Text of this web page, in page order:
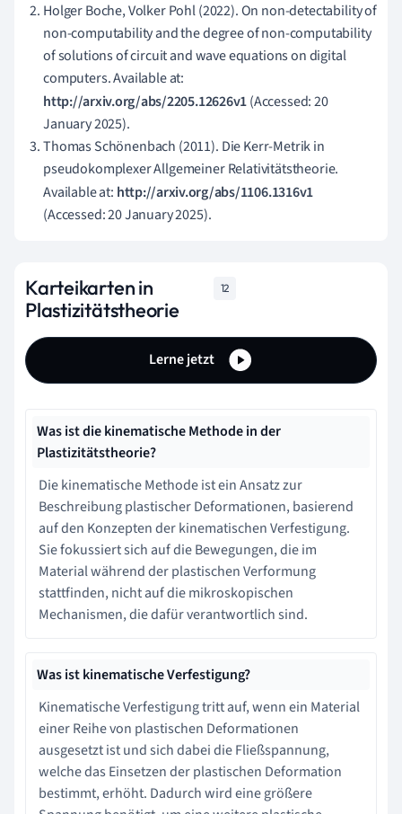
Holger Boche, Volker Pohl (2022). On non-detectability of
non-computability and the degree of non-computability
of solutions of circuit and wave equations on digital
computers. Available at:
http://arxiv.org/abs/2205.12626v1(Accessed: 20
January 2025).
Thomas Schönenbach (2011). Die Kerr-Metrik in
pseudokomplexer Allgemeiner Relativitätstheorie.
Available at: http://arxiv.org/abs/1106.1316v1
(Accessed: 20 January 2025).
Karteikarten in
Plastizitätstheorie
12
Lerne jetzt
Was ist die kinematische Methode in der
Plastizitätstheorie?
Die kinematische Methode ist ein Ansatz zur
Beschreibung plastischer Deformationen, basierend
auf den Konzepten der kinematischen Verfestigung.
Sie fokussiert sich auf die Bewegungen, die im
Material während der plastischen Verformung
stattfinden, nicht auf die mikroskopischen
Mechanismen, die dafür verantwortlich sind.
Was ist kinematische Verfestigung?
Kinematische Verfestigung tritt auf, wenn ein Material
einer Reihe von plastischen Deformationen
ausgesetzt ist und sich dabei die Fließspannung,
welche das Einsetzen der plastischen Deformation
bestimmt, erhöht. Dadurch wird eine größere